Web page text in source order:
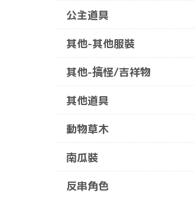
公主道具
其他-其他服裝
其他-搞怪/吉祥物
其他道具
動物草木
南瓜裝
反串角色